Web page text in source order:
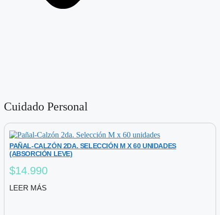
Cuidado Personal
PAÑAL-CALZÓN 2DA. SELECCIÓN M X 60 UNIDADES
(ABSORCIÓN LEVE)
$14.990
LEER MÁS